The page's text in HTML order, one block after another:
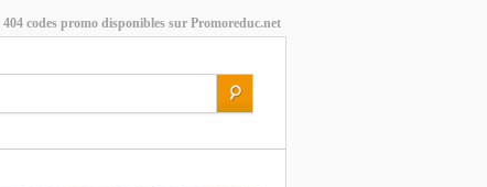
404 codes promo disponibles sur Promoreduc.net